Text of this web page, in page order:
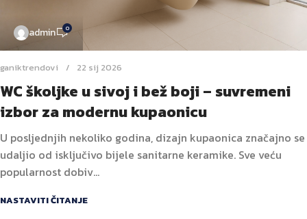
admin 0
ganiktrendovi 22 sij 2026
WC školjke u sivoj i bež boji – suvremeni
izbor za modernu kupaonicu
U posljednjih nekoliko godina, dizajn kupaonica značajno se
udaljio od isključivo bijele sanitarne keramike. Sve veću
popularnost dobiv...
NASTAVITI ČITANJE